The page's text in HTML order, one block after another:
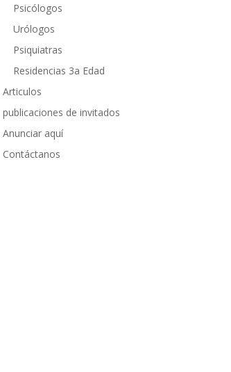
Psicólogos
Urólogos
Psiquiatras
Residencias 3a Edad
Articulos
publicaciones de invitados
Anunciar aquí
Contáctanos